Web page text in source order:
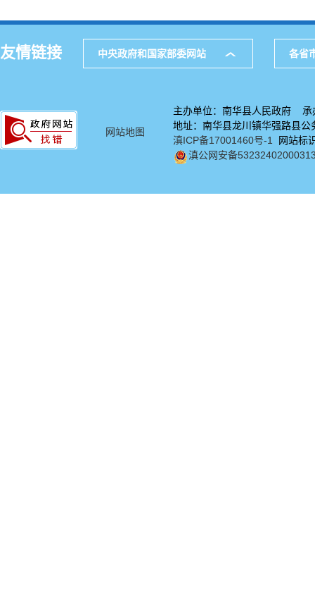
友情链接 中央政府和国家部委网站 各省
网站地图
主办单位：南华县人民政府 承
地址：南华县龙川镇华强路
滇ICP备17001460号-1
网站标
滇公网安备